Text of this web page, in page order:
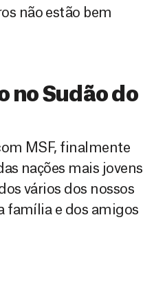
não estão bem
no Sudão do
MSF, finalmente
nações mais jovens
vários dos nossos
família e dos amigos